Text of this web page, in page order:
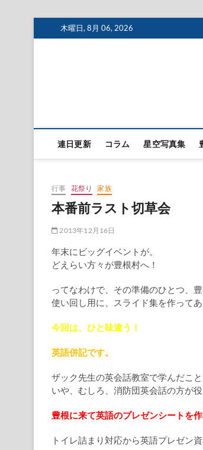
to
木曜日, 8月 06, 2026
連日更新 コラム 星空写真集
行事 花祭り 家族
本番前ラスト切草会
2013年12月16日
年末にビッグイベントが。
どえらい方々が豊根村へ！
ってなわけで、その準備のひとつ、
使い回し用に、スライド集を作って
今回は、ひと味違う！
英語併記です。
ザック先生の英会話教室で学んだこと
いや、むしろ、消防団英会話の方が
豊根に来て英語のプレゼンシートを作
トイレ詰まり対応から英語プレゼン